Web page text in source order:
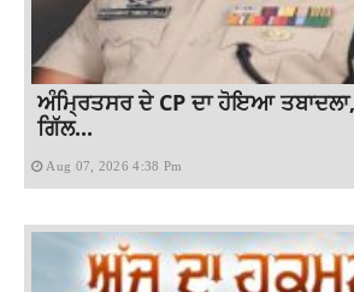
ਅੰਮ੍ਰਿਤਸਰ ਦੇ CP ਦਾ ਹੋਇਆ
ਗਿੱਲ...
Aug 07, 2026 4:38 Pm